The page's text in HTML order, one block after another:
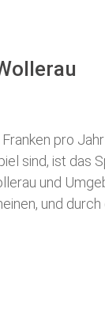
pro
sind, ist
und
und